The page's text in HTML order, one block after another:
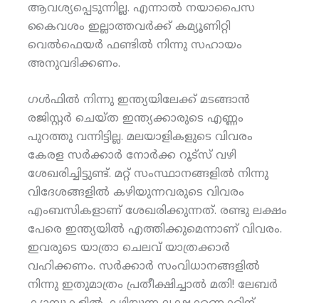
ആവശ്യപ്പെടുന്നില്ല. എന്നാല്‍ നയാപൈസ
കൈവശം ഇല്ലാത്തവര്‍ക്ക് കമ്യൂണിറ്റി
വെല്‍ഫെയര്‍ ഫണ്ടില്‍ നിന്നു സഹായം
അനുവദിക്കണം.
ഗള്‍ഫില്‍ നിന്നു ഇന്ത്യയിലേക്ക് മടങ്ങാന്‍
രജിസ്റ്റര്‍ ചെയ്ത ഇന്ത്യക്കാരുടെ എണ്ണം
പുറത്തു വന്നിട്ടില്ല. മലയാളികളുടെ വിവരം
കേരള സര്‍ക്കാര്‍ നോര്‍ക്ക റൂട്‌സ് വഴി
ശേഖരിച്ചിട്ടുണ്ട്. മറ്റ് സംസ്ഥാനങ്ങളില്‍ നിന്നു
വിദേശങ്ങളില്‍ കഴിയുന്നവരുടെ വിവരം
എംബസികളാണ് ശേഖരിക്കുന്നത്. രണ്ടു ലക്ഷം
പേരെ ഇന്ത്യയില്‍ എത്തിക്കുമെന്നാണ് വിവരം.
ഇവരുടെ യാത്രാ ചെലവ് യാത്രക്കാര്‍
വഹിക്കണം. സര്‍ക്കാര്‍ സംവിധാനങ്ങളില്‍
നിന്നു ഇതുമാത്രം പ്രതീക്ഷിച്ചാല്‍ മതി! ലേബര്‍